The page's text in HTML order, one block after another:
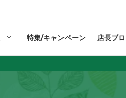
特集/キャンペーン 店長ブ